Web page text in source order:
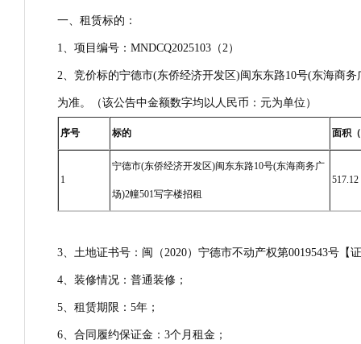
一、租赁标的：
1、项目编号：MNDCQ2025103（2）
2、竞价标的宁德市(东侨经济开发区)闽东东路10号(东海商
为准。（该公告中金额数字均以人民币：元为单位）
序号 标的 面积
1
宁德市(东侨经济开发区)闽东东路10号(东海商务广
场)2幢501写字楼招租
517.12
3、土地证书号：闽（2020）宁德市不动产权第0019543号【
4、装修情况：普通装修；
5、租赁期限：5年；
6、合同履约保证金：3个月租金；